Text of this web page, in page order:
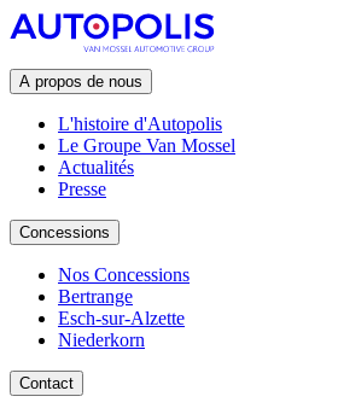
A propos de nous
L'histoire d'Autopolis
Le Groupe Van Mossel
Actualités
Presse
Concessions
Nos Concessions
Bertrange
Esch-sur-Alzette
Niederkorn
Contact